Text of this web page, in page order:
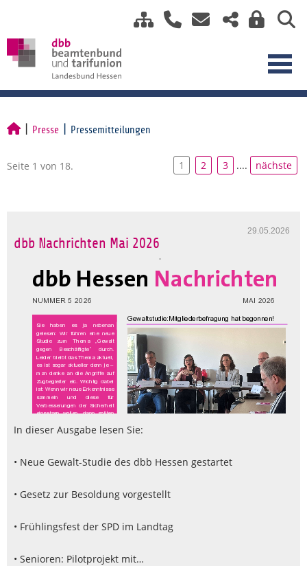
Presse Pressemitteilungen
Seite 1 von 18. 1 2 3 .... nächste
29.05.2026
dbb Nachrichten Mai 2026
In dieser Ausgabe lesen Sie:
• Neue Gewalt-Studie des dbb Hessen gestartet
• Gesetz zur Besoldung vorgestellt
• Frühlingsfest der SPD im Landtag
• Senioren: Pilotprojekt mit…